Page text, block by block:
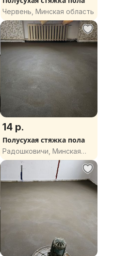
Червень, Минская область
14 р.
Полусухая стяжка пола
Радошковичи, Минская
область